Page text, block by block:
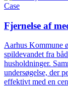
Case
Fjernelse af
Aarhus Kommune
spildevandet fra
husholdninger.
undersøgelse, der
effektivt med en